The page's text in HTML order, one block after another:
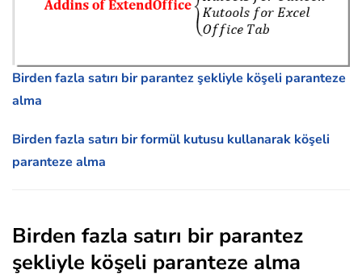
Birden fazla satırı bir parantez şekliyle köşeli paranteze
alma
Birden fazla satırı bir formül kutusu kullanarak köşeli
paranteze alma
Birden fazla satırı bir parantez
şekliyle köşeli paranteze alma